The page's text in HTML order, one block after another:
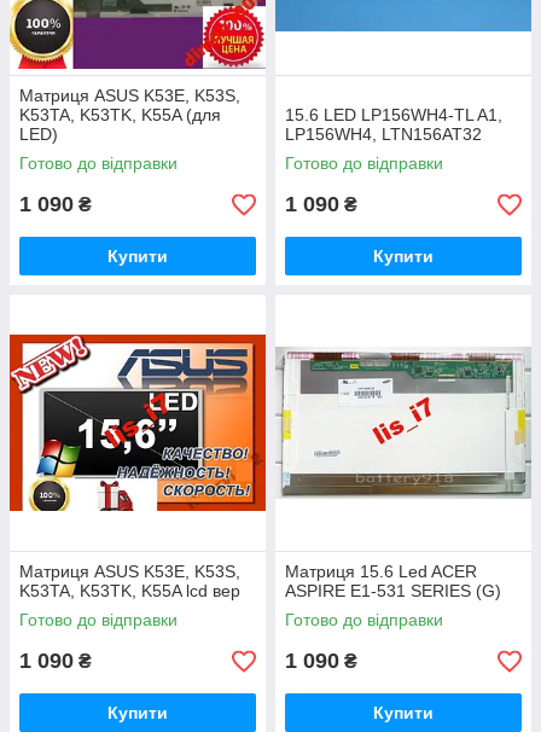
Матриця ASUS K53E, K53S,
K53TA, K53TK, K55A (для
LED)
Готово до відправки
1 090 ₴
Купити
15.6 LED LP156WH4-TL A1,
LP156WH4, LTN156AT32
Готово до відправки
1 090 ₴
Купити
Матриця ASUS K53E, K53S,
K53TA, K53TK, K55A lcd вер
Готово до відправки
1 090 ₴
Купити
Матриця 15.6 Led ACER
ASPIRE E1-531 SERIES (G)
Готово до відправки
1 090 ₴
Купити